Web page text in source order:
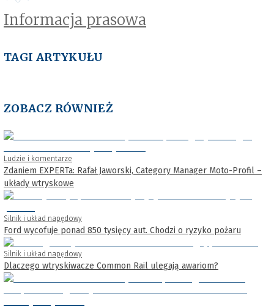
Informacja prasowa
TAGI ARTYKUŁU
ZOBACZ RÓWNIEŻ
Ludzie i komentarze
Zdaniem EXPERTa: Rafał Jaworski, Category Manager Moto-Profil –
układy wtryskowe
Silnik i układ napędowy
Ford wycofuje ponad 850 tysięcy aut. Chodzi o ryzyko pożaru
Silnik i układ napędowy
Dlaczego wtryskiwacze Common Rail ulegają awariom?